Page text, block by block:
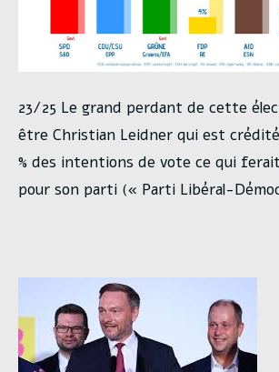
23/25 Le grand perdant de cette
être Christian Leidner qui est
% des intentions de vote ce qui
pour son parti (« Parti Libéral-